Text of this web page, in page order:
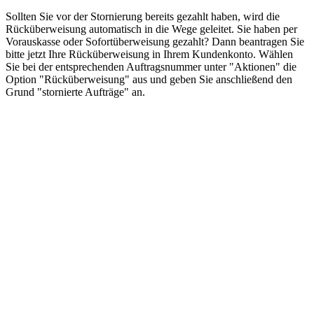
Sollten Sie vor der Stornierung bereits gezahlt haben, wird die
Rücküberweisung automatisch in die Wege geleitet. Sie haben per
Vorauskasse oder Sofortüberweisung gezahlt? Dann beantragen Sie
bitte jetzt Ihre Rücküberweisung in Ihrem Kundenkonto. Wählen
Sie bei der entsprechenden Auftragsnummer unter "Aktionen" die
Option "Rücküberweisung" aus und geben Sie anschließend den
Grund "stornierte Aufträge" an.